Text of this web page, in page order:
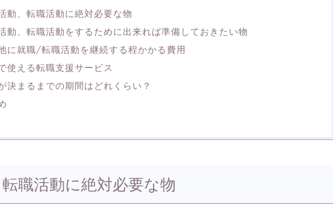
動、転職活動に絶対必要な物
動、転職活動をするために出来れば準備しておきたい物
に就職/転職活動を継続する程かかる費用
使える転職支援サービス
決まるまでの期間はどれくらい？
職活動に絶対必要な物